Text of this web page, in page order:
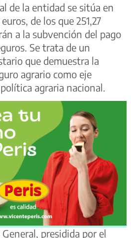
de la entidad se sitúa en
de los que 251,27
a la subvención del pago
Se trata de un
que demuestra la
agrario como eje
agraria nacional.
presidida por el